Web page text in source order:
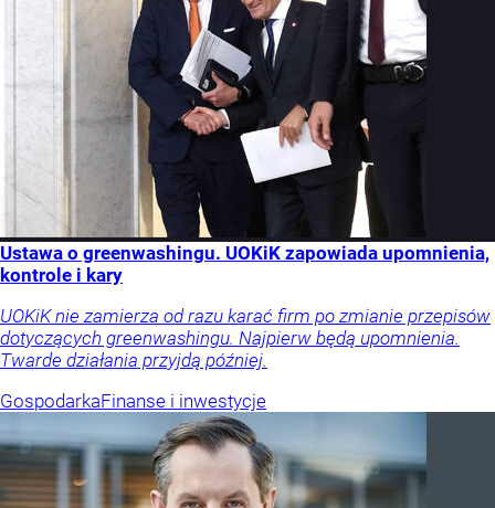
Ustawa o greenwashingu. UOKiK zapowiada upomnienia,
kontrole i kary
UOKiK nie zamierza od razu karać firm po zmianie przepisów
dotyczących greenwashingu. Najpierw będą upomnienia.
Twarde działania przyjdą później.
GospodarkaFinanse i inwestycje